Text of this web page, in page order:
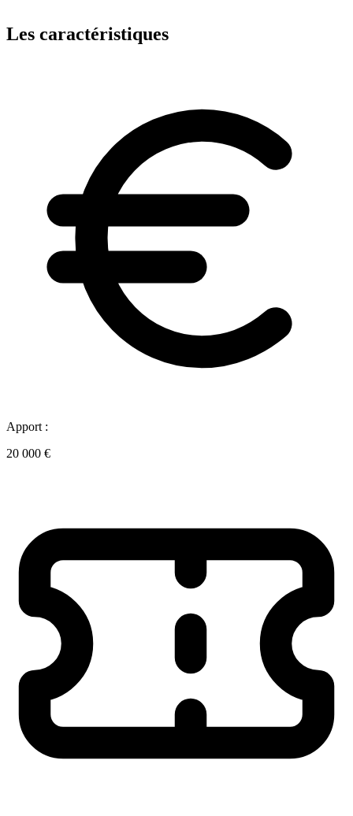
Les caractéristiques
Apport :
20 000 €